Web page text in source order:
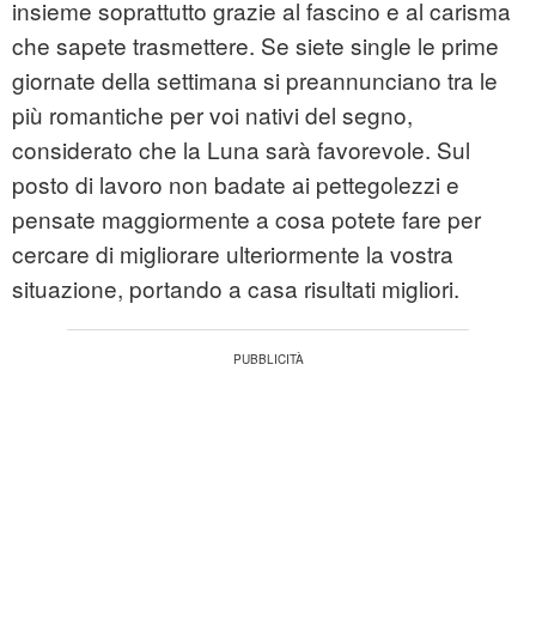
insieme soprattutto grazie al fascino e al carisma
che sapete trasmettere. Se siete single le prime
giornate della settimana si preannunciano tra le
più romantiche per voi nativi del segno,
considerato che la Luna sarà favorevole. Sul
posto di lavoro non badate ai pettegolezzi e
pensate maggiormente a cosa potete fare per
cercare di migliorare ulteriormente la vostra
situazione, portando a casa risultati migliori.